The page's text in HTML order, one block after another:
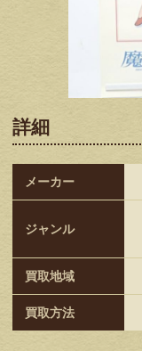
詳細
メーカー
ジャンル
買取地域
買取方法